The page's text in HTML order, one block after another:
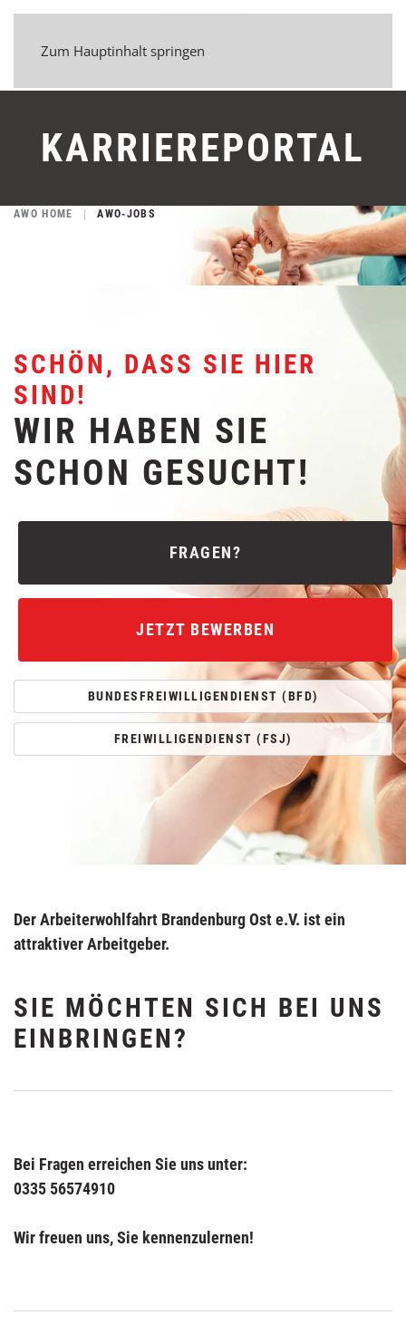
Zum Hauptinhalt springen
KARRIEREPORTAL
AWO HOME AWO-JOBS
SCHÖN, DASS SIE HIER
SIND!
WIR HABEN SIE
SCHON GESUCHT!
FRAGEN?
JETZT BEWERBEN
BUNDESFREIWILLIGENDIENST (BFD)
FREIWILLIGENDIENST (FSJ)
Der Arbeiterwohlfahrt Brandenburg Ost e.V. ist ein
attraktiver Arbeitgeber.
SIE MÖCHTEN SICH BEI UNS
EINBRINGEN?
Bei Fragen erreichen Sie uns unter:
0335 56574910
Wir freuen uns, Sie kennenzulernen!